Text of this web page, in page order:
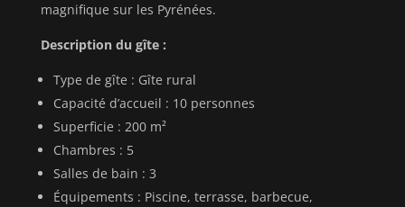
magnifique sur les Pyrénées.
Description du gîte :
Type de gîte : Gîte rural
Capacité d’accueil : 10 personnes
Superficie : 200 m²
Chambres : 5
Salles de bain : 3
Équipements : Piscine, terrasse, barbecue,